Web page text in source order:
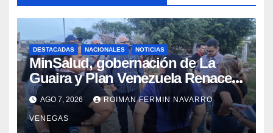
DESTACADAS NACIONALES NOTICIAS
MinSalud, gobernación de La
Guaira y Plan Venezuela Renace
iniciaron la rehabilitación integral
del Centro Psicofamiliar El Niño y
el Mar
AGO 7, 2026 ROIMAN FERMIN NAVARRO
VENEGAS